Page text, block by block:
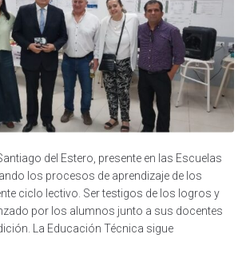
del Estero, presente en las Escuelas
los procesos de aprendizaje de los
ciclo lectivo. Ser testigos de los logros y
por los alumnos junto a sus docentes
La Educación Técnica sigue